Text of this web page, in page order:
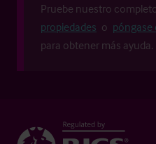
Pruebe nuestro
propiedades o
para obtener más ayuda.